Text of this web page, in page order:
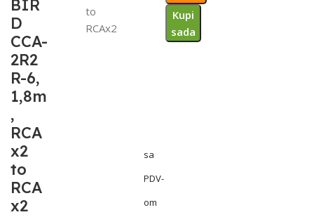
BIR
D
CCA-
2R2
R-6,
1,8m
,
RCA
x2
to
RCA
x2
to
RCAx2
sa
PDV-
om
Kupi
sada